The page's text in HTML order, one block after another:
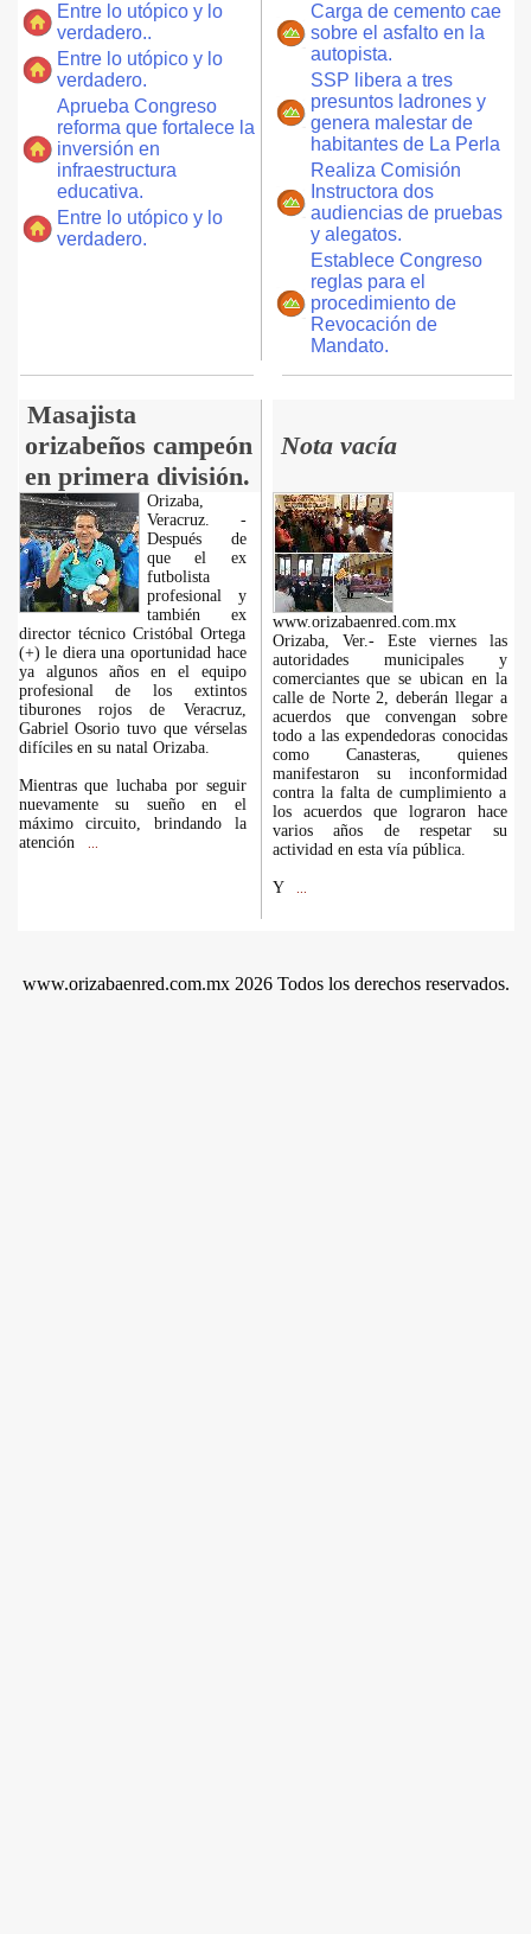
Entre lo utópico y lo
verdadero..
Entre lo utópico y lo
verdadero.
Aprueba Congreso
reforma que fortalece la
inversión en
infraestructura
educativa.
Entre lo utópico y lo
verdadero.
Carga de cemento cae
sobre el asfalto en la
autopista.
SSP libera a tres
presuntos ladrones y
genera malestar de
habitantes de La Perla
Realiza Comisión
Instructora dos
audiencias de pruebas
y alegatos.
Establece Congreso
reglas para el
procedimiento de
Revocación de
Mandato.
Masajista
orizabeños campeón
en primera división.
Nota vacía
Orizaba,
Veracruz. -
Después de
que el ex
futbolista
profesional y
también ex
director técnico Cristóbal Ortega
(+) le diera una oportunidad hace
ya algunos años en el equipo
profesional de los extintos
tiburones rojos de Veracruz,
Gabriel Osorio tuvo que vérselas
difíciles en su natal Orizaba.
Mientras que luchaba por seguir
nuevamente su sueño en el
máximo circuito, brindando la
atención
www.orizabaenred.com.mx
Orizaba, Ver.- Este viernes las
autoridades municipales y
comerciantes que se ubican en la
calle de Norte 2, deberán llegar a
acuerdos que convengan sobre
todo a las expendedoras conocidas
como Canasteras, quienes
manifestaron su inconformidad
contra la falta de cumplimiento a
los acuerdos que lograron hace
varios años de respetar su
actividad en esta vía pública.
Y
www.orizabaenred.com.mx 2026 Todos los derechos reservados.